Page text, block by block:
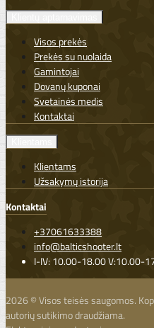
Visos prekės
Prekės su nuolaida
Gamintojai
Dovanų kuponai
Svetainės medis
Kontaktai
Klientams
Užsakymų istorija
Kontaktai
+37061633388
info@balticshooter.lt
I-IV: 10.00-18.00 V:10.00-
2026 © Visos teisės saugomos.
autorių sutikimo draudžiama.